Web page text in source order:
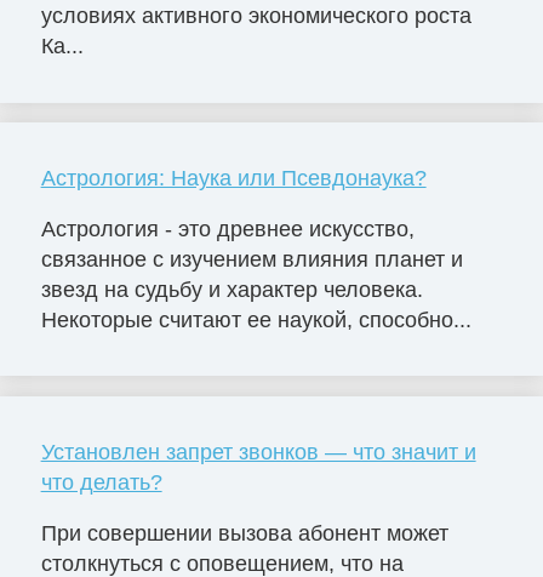
условиях активного экономического роста
Ка...
Астрология: Наука или Псевдонаука?
Астрология - это древнее искусство,
связанное с изучением влияния планет и
звезд на судьбу и характер человека.
Некоторые считают ее наукой, способно...
Установлен запрет звонков — что значит и
что делать?
При совершении вызова абонент может
столкнуться с оповещением, что на